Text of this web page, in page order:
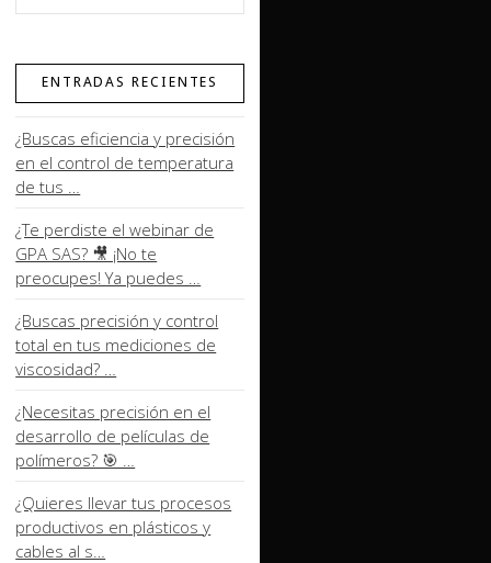
ENTRADAS RECIENTES
¿Buscas eficiencia y precisión
en el control de temperatura
de tus …
¿Te perdiste el webinar de
GPA SAS? 🎥 ¡No te
preocupes! Ya puedes …
¿Buscas precisión y control
total en tus mediciones de
viscosidad? …
¿Necesitas precisión en el
desarrollo de películas de
polímeros? 🎯 …
¿Quieres llevar tus procesos
productivos en plásticos y
cables al s…